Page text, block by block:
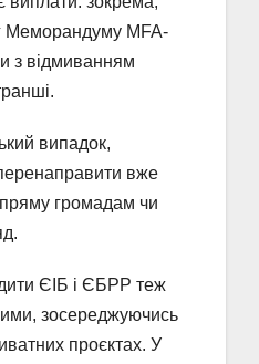
Меморандуму MFA-
з відмиванням
випадок,
вже
громадам чи
ЄІБ і ЄБРР теж
зосереджуючись
проєктах. У